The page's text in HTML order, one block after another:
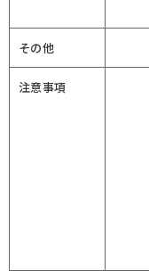
その他
注意事項